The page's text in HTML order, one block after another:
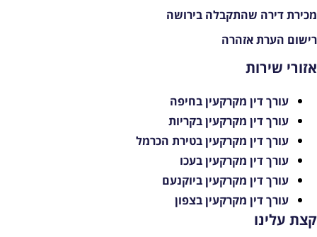
דירה שהתקבלה בירושה
הערת אזהרה
שירות
עורך דין מקרקעין בחיפה
עורך דין מקרקעין בקריות
עורך דין מקרקעין בטירת הכרמל
עורך דין מקרקעין בעכו
עורך דין מקרקעין ביוקנעם
עורך דין מקרקעין בצפון
עלינו